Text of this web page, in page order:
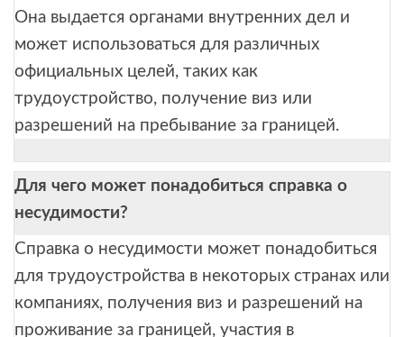
Она выдается органами внутренних дел и
может использоваться для различных
официальных целей, таких как
трудоустройство, получение виз или
разрешений на пребывание за границей.
Для чего может понадобиться справка о
несудимости?
Справка о несудимости может понадобиться
для трудоустройства в некоторых странах или
компаниях, получения виз и разрешений на
проживание за границей, участия в